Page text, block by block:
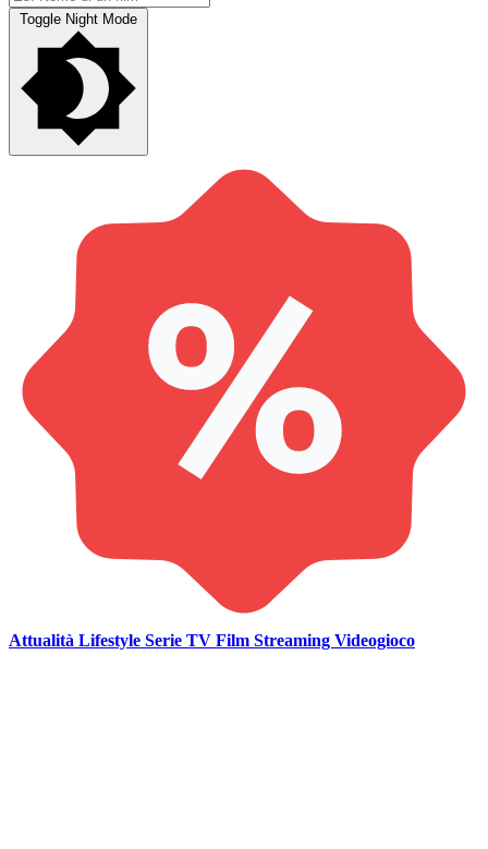
Toggle Night Mode
Attualità Lifestyle Serie TV Film Streaming Videogioco